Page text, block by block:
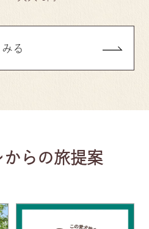
る
からの旅提案